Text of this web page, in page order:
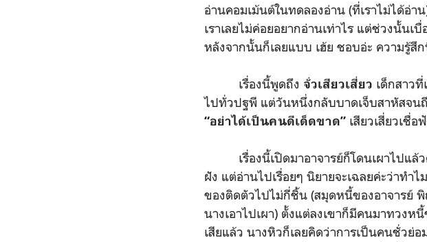
อ่านคอมเม้นต์ในทดลองอ่าน (ที่เราไม่ได้อ่
เราเลยไม่ค่อยอยากอ่านเท่าไร แต่ช่วงนั้น
หลังจากนั้นก็เลยแบบ เฮ้ย ชอบอ่ะ ความรู้สึ
เรื่องนี้พูดถึง จั่วเสียวเสี่ยว เด็กสาว
ไปทั่วปฐพี แต่วันหนึ่งกลับบาดเจ็บสาหัสจนถึ
“อย่าได้เป็นคนดีเด็ดขาด” เสียวเสี่ยวเชื่
เรื่องนี้เปิดมาอาจารย์ก็โดนเผาไปแล้วค่
ฝัง แต่อ่านไปเรื่อยๆ นิยายจะเฉลยค่ะว่าทำ
ของติดตัวไปไม่กี่ชิ้น (สมุดหนี้ของอาจารย์
นางเอาไปเผา) ตั้งแต่ลงเขาก็มีคนมาทวงห
เสียแล้ว นางหิวก็เลยคิดว่าการเป็นคนชั่วย่อ